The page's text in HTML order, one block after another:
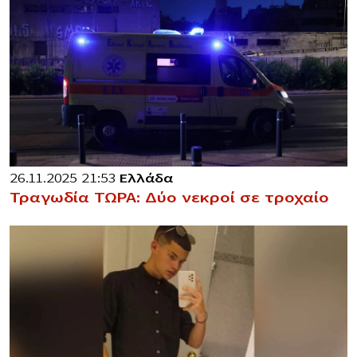
26.11.2025 21:53 Ελλάδα
Τραγωδία ΤΩΡΑ: Δύο νεκροί σε τροχαίο